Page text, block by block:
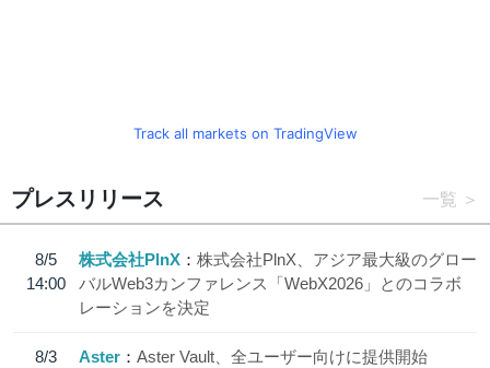
Track all markets on TradingView
プレスリリース 一覧
8/5
14:00
株式会社PlnX
株式会社PlnX、アジア最大級のグロー
バルWeb3カンファレンス「WebX2026」とのコラボ
レーションを決定
8/3
Aster Aster Vault、全ユーザー向けに提供開始